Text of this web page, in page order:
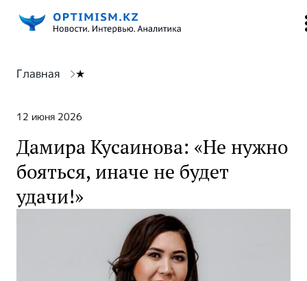
Главная ★
12 июня 2026
Дамира Кусаинова: «Не нужно
бояться, иначе не будет
удачи!»